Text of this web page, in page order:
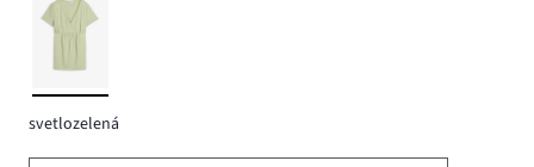
svetlozelená